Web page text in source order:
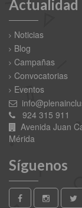
Actualidad
Noticias
Blog
Campañas
Convocatorias
Eventos
924 315 911
Avenida Juan
Mérida
Síguenos